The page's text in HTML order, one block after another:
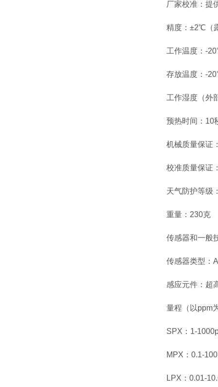
厂家校准：提供
精度：±2℃（露
工作温度：-
存放温度：-
工作湿度（外部
预热时间：10
机械质量保证：
校准质量保证：
天气防护等级：
重量：230克
传感器和一般
传感器类型：
感应元件：超
量程（以ppm
SPX：1-
MPX：0.1-
LPX：0.01-